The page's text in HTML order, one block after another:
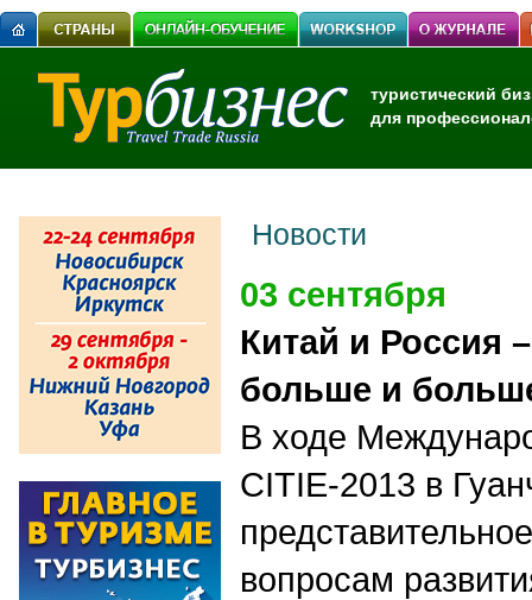
туристический
для
Новости
03 сентября
Китай и Россия
больше и
В ходе
СITIE-2013 в
вопросам